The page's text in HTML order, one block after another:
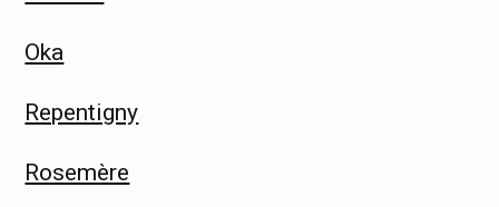
Oka
Repentigny
Rosemère